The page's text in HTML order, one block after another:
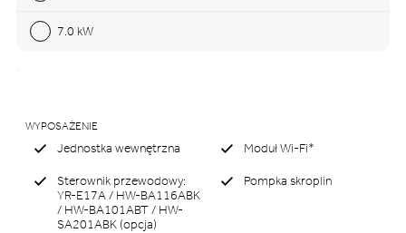
7.0 kW
WYPOSAŻENIE
Jednostka wewnętrzna Moduł Wi-Fi*
Sterownik przewodowy:
YR-E17A / HW-BA116ABK
/ HW-BA101ABT / HW-
SA201ABK (opcja)
Pompka skroplin